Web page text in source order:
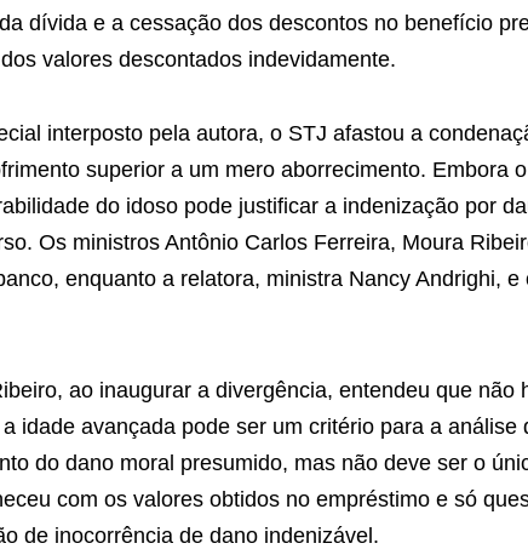
dívida e a cessação dos descontos no benefício
valores descontados indevidamente.
interposto pela autora, o STJ afastou a
superior a um mero aborrecimento. Embora
do idoso pode justificar a indenização por
Os ministros Antônio Carlos Ferreira, Moura
enquanto a relatora, ministra Nancy Andrighi,
ao inaugurar a divergência, entendeu que não
idade avançada pode ser um critério para a
do dano moral presumido, mas não deve ser o
com os valores obtidos no empréstimo e só
de inocorrência de dano indenizável.